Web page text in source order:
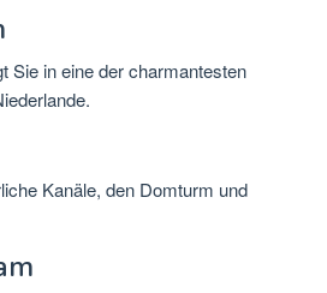
Sie in eine der charmantesten
Kanäle, den Domturm und